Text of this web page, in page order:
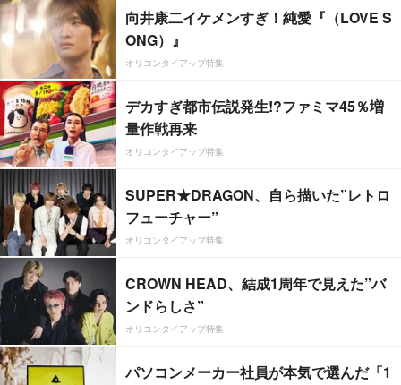
向井康二イケメンすぎ！純愛『（LOVE S
ONG）』
オリコンタイアップ特集
デカすぎ都市伝説発生!?ファミマ45％増
量作戦再来
オリコンタイアップ特集
SUPER★DRAGON、自ら描いた”レトロ
フューチャー”
オリコンタイアップ特集
CROWN HEAD、結成1周年で見えた”バ
ンドらしさ”
オリコンタイアップ特集
パソコンメーカー社員が本気で選んだ「1